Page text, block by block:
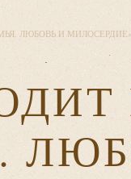
ЛЮБОВЬ И МИЛОСЕРДИЕ»